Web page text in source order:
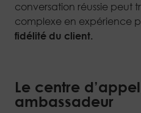
conversation réussie peut
complexe en expérience
fidélité du client.
Le centre
ambassadeur